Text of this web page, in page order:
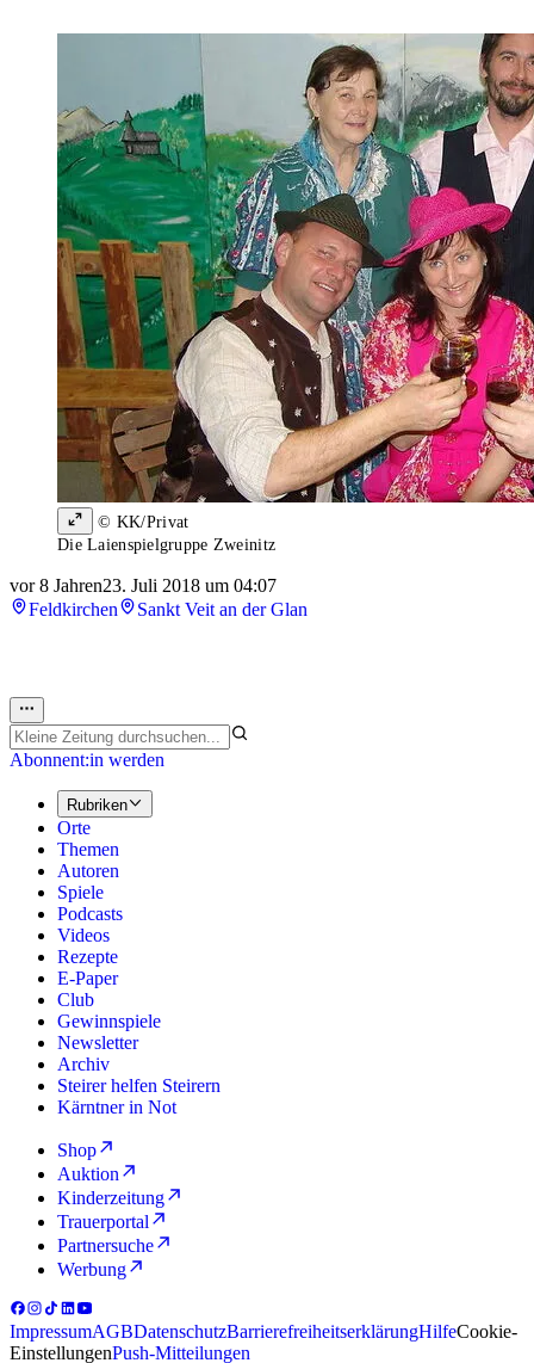
© KK/Privat
Die Laienspielgruppe Zweinitz
vor 8 Jahren23. Juli 2018 um 04:07
Feldkirchen
Sankt Veit an der Glan
Abonnent:in werden
Rubriken
Orte
Themen
Autoren
Spiele
Podcasts
Videos
Rezepte
E-Paper
Club
Gewinnspiele
Newsletter
Archiv
Steirer helfen Steirern
Kärntner in Not
Shop
Auktion
Kinderzeitung
Trauerportal
Partnersuche
Werbung
ImpressumAGBDatenschutzBarrierefreiheitserklärungHilfeCookie-
EinstellungenPush-Mitteilungen